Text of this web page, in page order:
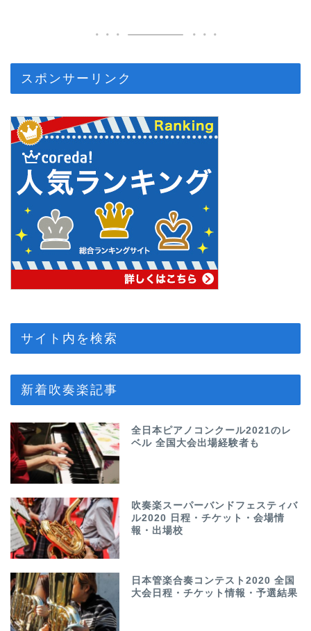
スポンサーリンク
サイト内を検索
新着吹奏楽記事
全日本ピアノコンクール2021のレ
ベル 全国大会出場経験者も
吹奏楽スーパーバンドフェスティバ
ル2020 日程・チケット・会場情
報・出場校
日本管楽合奏コンテスト2020 全国
大会日程・チケット情報・予選結果